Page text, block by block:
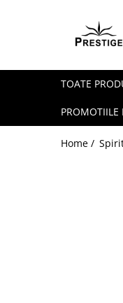
Toate Produsele
Pachete Speciale Carti
Spiritualitate -
AngelConnection
TOATE
PROMOTIILE
Home /